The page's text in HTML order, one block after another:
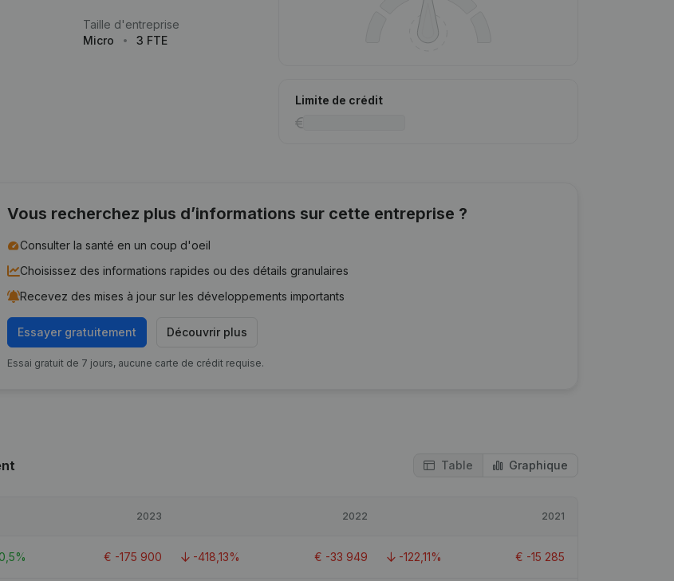
Taille d'entreprise
Micro
3 FTE
Limite de crédit
Vous recherchez plus d’informations sur cette entreprise ?
Consulter la santé en un coup d'oeil
Choisissez des informations rapides ou des détails granulaires
Recevez des mises à jour sur les développements importants
Essayer gratuitement Découvrir plus
Essai gratuit de 7 jours, aucune carte de crédit requise.
Table Graphique
2023 2022 2021
€ -175 900 -418,13% € -33 949 -122,11% € -15 285